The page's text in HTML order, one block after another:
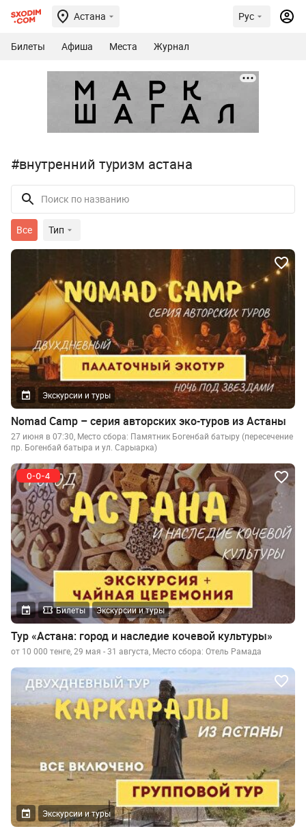
Астана Рус
Билеты Афиша Места Журнал
#внутренний туризм астана
Все Тип
Экскурсии и туры
Nomad Camp – серия авторских эко-туров из Астаны
27 июня в 07:30, Место сбора: Памятник Богенбай батыру (пересечение
пр. Богенбай батыра и ул. Сарыарка)
Билеты Экскурсии и туры
Тур «Астана: город и наследие кочевой культуры»
от 10 000 тенге, 29 мая - 31 августа, Место сбора: Отель Рамада
Экскурсии и туры